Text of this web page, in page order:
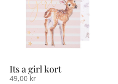
Its a girl kort
49,00 kr